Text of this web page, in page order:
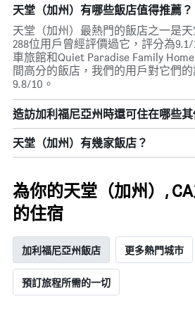
天堂（加州）有哪些飯店值得推薦？
天堂（加州）最熱門的飯店之一是天
288位用戶曾經評價過它，評分為
車旅館和Quiet Paradise Family
間高分的飯店，我們的用戶對它們
9.8/10。
造訪加利福尼亞州​時還可住在哪些其
天堂（加州）​有幾家飯店？
為你的天堂（加州）,
的住宿
加利福尼亞州飯店 更多熱門城市
預訂旅程所需的一切